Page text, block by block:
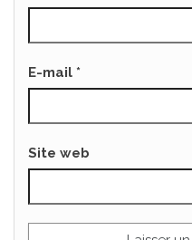
E-mail *
Site web